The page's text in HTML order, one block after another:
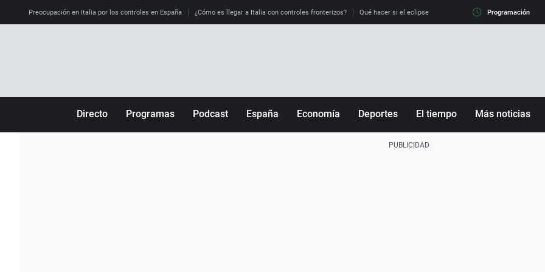
Preocupación en Italia por los controles en España ¿Cómo es llegar a Italia con controles fronterizos? Qué hacer si el eclipse me pilla conduciendo Qué tiempo
Programación
Directo Programas Podcast España Economía Deportes El tiempo Más noticias